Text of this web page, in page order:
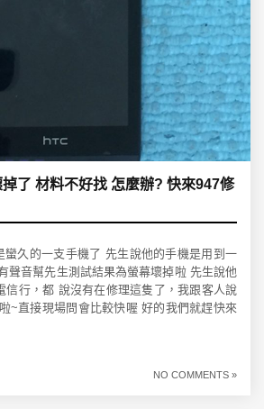
了 材料不好找 怎麼辦? 快來947修
蠻久的一支手機了 先生說他的手機是用到一
聲音幫先生測試結果為螢幕壞掉啦 先生說他
信行，都 說沒有在修理這隻了，我跟客人說
~直接現場問會比較快喔 好的我們就趕快來
NO COMMENTS »